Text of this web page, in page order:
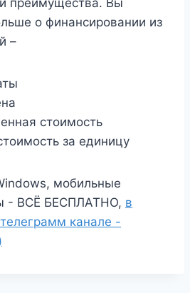
преимущества. Вы
о финансировании из
–
стоимость
за единицу
мобильные
- ВСЁ БЕСПЛАТНО, в
канале -